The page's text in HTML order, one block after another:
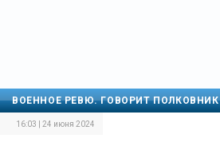
ВОЕННОЕ РЕВЮ. ГОВОРИТ ПОЛКОВНИК
16:03 | 24 июня 2024